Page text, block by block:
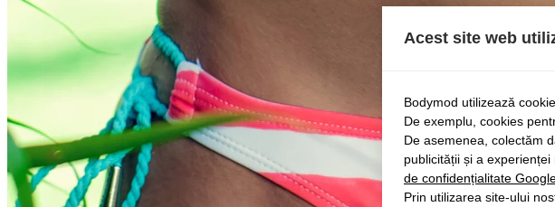
Acest site web
Bodymod utilizează
De exemplu, cookies
De asemenea, colectăm
publicității și a
de confidențialitate
Prin utilizarea site-ului